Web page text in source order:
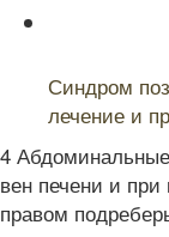
Синдром
лечение и
4
вен печени и
правом